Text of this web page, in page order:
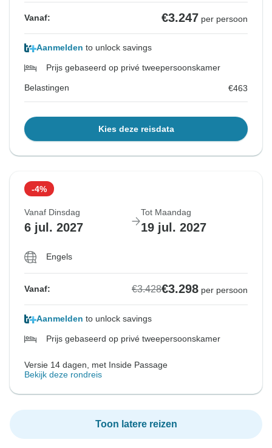
Vanaf: €3.247 per persoon
Aanmelden to unlock savings
Prijs gebaseerd op privé tweepersoonskamer
Belastingen €463
Kies deze reisdata
-4%
Vanaf Dinsdag
6 jul. 2027
Tot Maandag
19 jul. 2027
Engels
Vanaf: €3.428€3.298 per persoon
Aanmelden to unlock savings
Prijs gebaseerd op privé tweepersoonskamer
Versie 14 dagen, met Inside Passage
Bekijk deze rondreis
Toon latere reizen